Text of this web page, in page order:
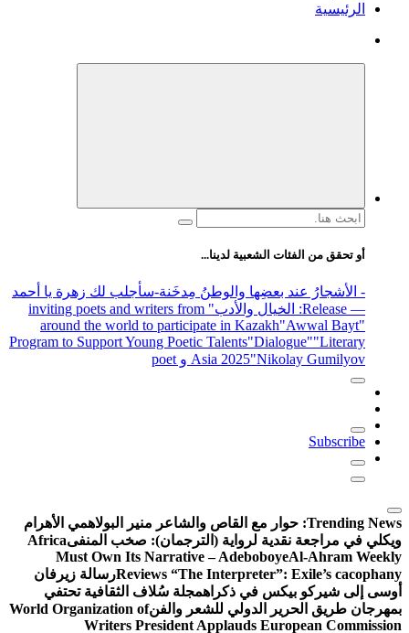
الرئيسية
البحث
أو تحقق من الفئات الشعبية لدينا...
- الأشجارُ عند بعضِها والوطنُ مِدخَنة-سأجلب لك زهرة يا أحمد
— Release
: الخيال والأدب
" inviting poets and writers from
around the world to participate in Kazakh"Awwal Bayt"
Program to Support Young Poetic Talents"Dialogue""Literary
Asia 2025"Nikolay Gumilyov و poet
Subscribe
Trending News: حوار مع القاص والشاعر منير البولاهمي الأهرام
ويكلي في مراجعة نقدية لرواية (الترجمان): صخب المنفىAfrica
Must Own Its Narrative – AdeboboyeAl-Ahram Weekly
Reviews “The Interpreter”: Exile’s cacophanyرسالة زيرفان
أوسى إلى شيركو بيكس في ذكراهمجلة سُلاف الثقافية تحتفي
بمهرجان طريق الحرير الدولي للشعر والفنWorld Organization of
Writers President Applauds European Commission